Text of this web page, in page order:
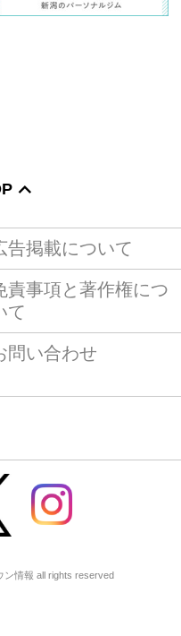
告掲載について
責事項と著作権につ
て
問い合わせ
ン情報 all rights reserved